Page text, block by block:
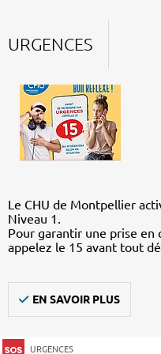
URGENCES
Le CHU de Montpellier
Niveau 1.
Pour garantir une prise en
appelez le 15 avant tout
EN SAVOIR PLUS
URGENCES